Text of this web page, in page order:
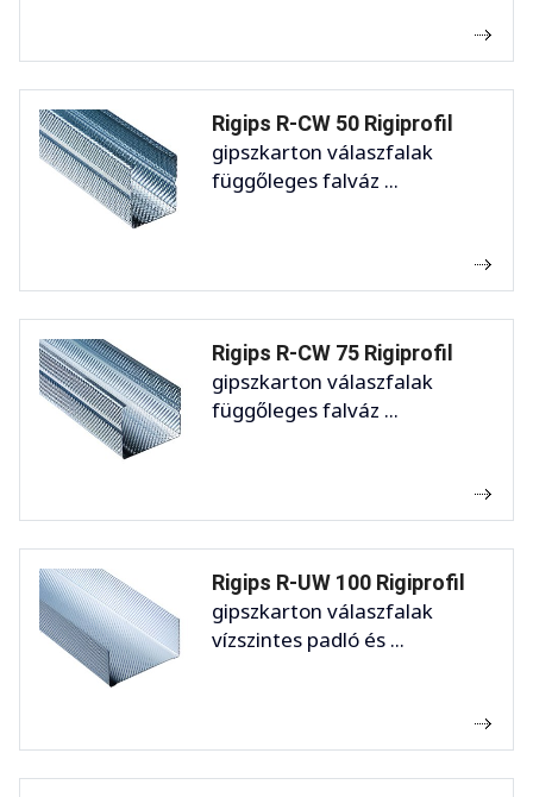
Rigips R-CW 50 Rigiprofil
gipszkarton válaszfalak
függőleges falváz ...
Rigips R-CW 75 Rigiprofil
gipszkarton válaszfalak
függőleges falváz ...
Rigips R-UW 100 Rigiprofil
gipszkarton válaszfalak
vízszintes padló és ...